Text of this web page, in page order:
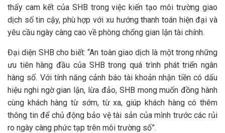
thấy cam kết của SHB trong việc kiến tạo môi trường giao
dịch số tin cậy, phù hợp với xu hướng thanh toán hiện đại và
yêu cầu ngày càng cao về phòng chống gian lận tài chính.
Đại diện SHB cho biết: “An toàn giao dịch là một trong những
ưu tiên hàng đầu của SHB trong quá trình phát triển ngân
hàng số. Với tính năng cảnh báo tài khoản nhận tiền có dấu
hiệu nghi ngờ gian lận, lừa đảo, SHB mong muốn đồng hành
cùng khách hàng từ sớm, từ xa, giúp khách hàng có thêm
thông tin để chủ động bảo vệ tài sản của mình trước các rủi
ro ngày càng phức tạp trên môi trường số”.